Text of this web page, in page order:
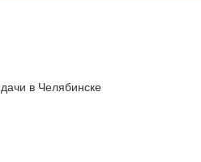
в Челябинске